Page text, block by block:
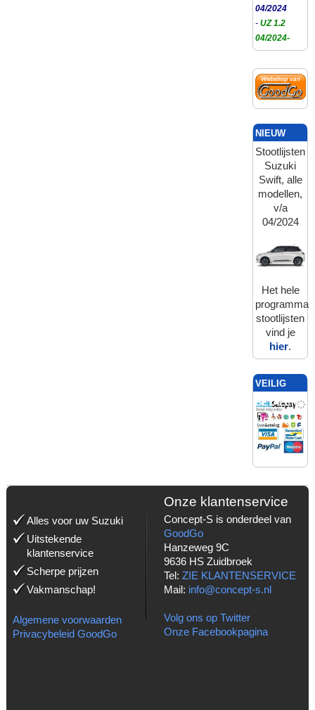
04/2024
- UZ 1.2
04/2024-
NIEUW
Stootlijsten
Suzuki
Swift, alle
modellen,
v/a
04/2024
Het hele
programma
stootlijsten
vind je
hier.
VEILIG
BETALEN
MET:
Alles voor uw Suzuki
Uitstekende
klantenservice
Scherpe prijzen
Vakmanschap!
Algemene voorwaarden
Privacybeleid GoodGo
Onze klantenservice
Concept-S is onderdeel van
GoodGo
Hanzeweg 9C
9636 HS Zuidbroek
Tel: ZIE KLANTENSERVICE
Mail: info@concept-s.nl
Volg ons op Twitter
Onze Facebookpagina